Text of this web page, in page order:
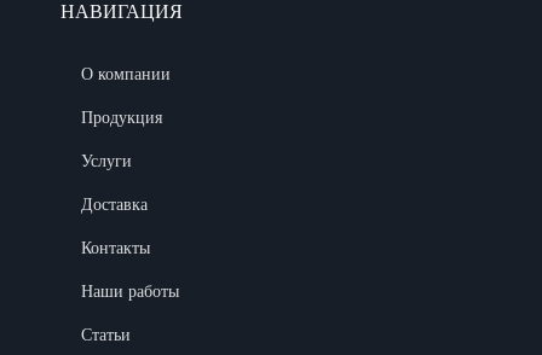
НАВИГАЦИЯ
О компании
Продукция
Услуги
Доставка
Контакты
Наши работы
Статьи